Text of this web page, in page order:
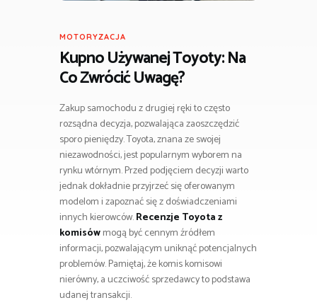
MOTORYZACJA
Kupno Używanej Toyoty: Na
Co Zwrócić Uwagę?
Zakup samochodu z drugiej ręki to często
rozsądna decyzja, pozwalająca zaoszczędzić
sporo pieniędzy. Toyota, znana ze swojej
niezawodności, jest popularnym wyborem na
rynku wtórnym. Przed podjęciem decyzji warto
jednak dokładnie przyjrzeć się oferowanym
modelom i zapoznać się z doświadczeniami
innych kierowców.Recenzje Toyota z
komisówmogą być cennym źródłem
informacji, pozwalającym uniknąć potencjalnych
problemów. Pamiętaj, że komis komisowi
nierówny, a uczciwość sprzedawcy to podstawa
udanej transakcji.